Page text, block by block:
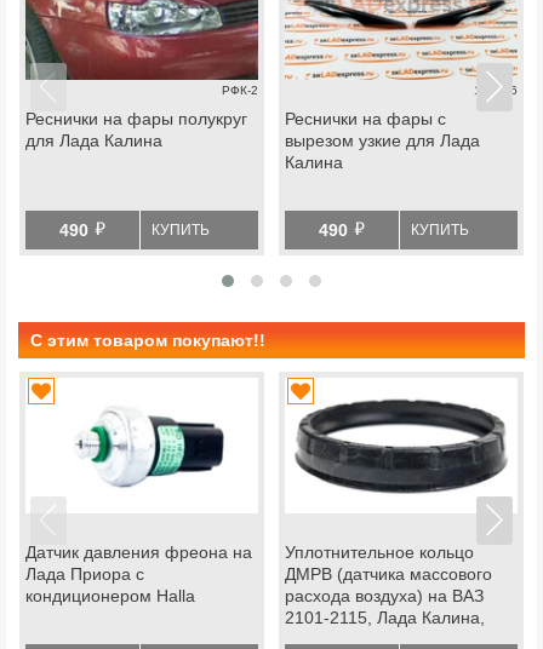
РФК-2
Реснички на фары полукруг
для Лада Калина
490 й КУПИТЬ
103006
Реснички на фары с
вырезом узкие для Лада
Калина
490 й КУПИТЬ
С этим товаром покупают!!
Датчик давления фреона на
Лада Приора с
кондиционером Halla
Уплотнительное кольцо
ДМРВ (датчика массового
расхода воздуха) на ВАЗ
2101-2115, Лада Калина,